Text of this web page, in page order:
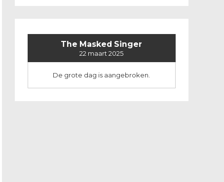
The Masked Singer
22 maart 2025
De grote dag is aangebroken.